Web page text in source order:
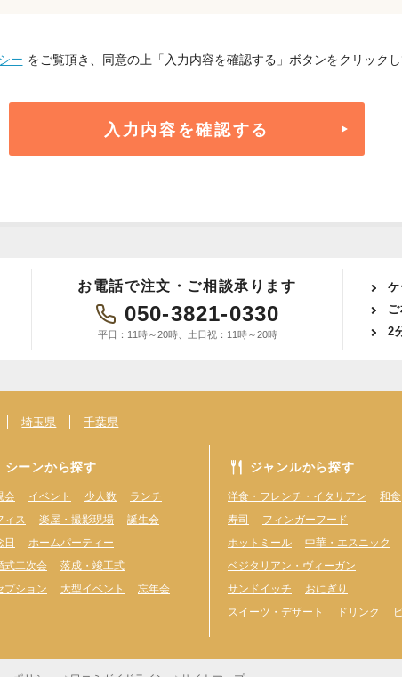
ー をご覧頂き、同意の上「入力内容を確認する」ボタンをクリックし
お電話で注文・ご相談承ります
050-3821-0330
平日：11時～20時、土日祝：11時～20時
2
埼玉県 千葉県
シーンから探す
会 イベント 少人数
ランチ
ィス
楽屋・撮影現場
誕生会
日
ホームパーティー
式二次会
落成・竣工式
プション
大型イベント 忘年会
ジャンルから探す
洋食・フレンチ・イタリアン
和食
寿司
フィンガーフード
ホットミール
中華・エスニック
ベジタリアン・ヴィーガン
サンドイッチ
おにぎり
スイーツ・デザート
ドリンク